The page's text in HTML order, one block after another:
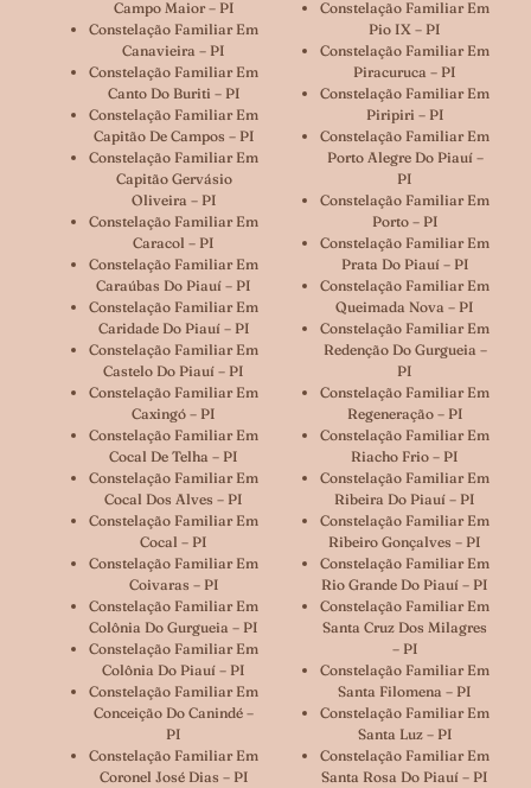
Campo Maior – PI
Constelação Familiar Em
Canavieira – PI
Constelação Familiar Em
Canto Do Buriti – PI
Constelação Familiar Em
Capitão De Campos – PI
Constelação Familiar Em
Capitão Gervásio
Oliveira – PI
Constelação Familiar Em
Caracol – PI
Constelação Familiar Em
Caraúbas Do Piauí – PI
Constelação Familiar Em
Caridade Do Piauí – PI
Constelação Familiar Em
Castelo Do Piauí – PI
Constelação Familiar Em
Caxingó – PI
Constelação Familiar Em
Cocal De Telha – PI
Constelação Familiar Em
Cocal Dos Alves – PI
Constelação Familiar Em
Cocal – PI
Constelação Familiar Em
Coivaras – PI
Constelação Familiar Em
Colônia Do Gurgueia – PI
Constelação Familiar Em
Colônia Do Piauí – PI
Constelação Familiar Em
Conceição Do Canindé –
PI
Constelação Familiar Em
Coronel José Dias – PI
Constelação Familiar Em
Pio IX – PI
Constelação Familiar Em
Piracuruca – PI
Constelação Familiar Em
Piripiri – PI
Constelação Familiar Em
Porto Alegre Do Piauí –
PI
Constelação Familiar Em
Porto – PI
Constelação Familiar Em
Prata Do Piauí – PI
Constelação Familiar Em
Queimada Nova – PI
Constelação Familiar Em
Redenção Do Gurgueia –
PI
Constelação Familiar Em
Regeneração – PI
Constelação Familiar Em
Riacho Frio – PI
Constelação Familiar Em
Ribeira Do Piauí – PI
Constelação Familiar Em
Ribeiro Gonçalves – PI
Constelação Familiar Em
Rio Grande Do Piauí – PI
Constelação Familiar Em
Santa Cruz Dos Milagres
– PI
Constelação Familiar Em
Santa Filomena – PI
Constelação Familiar Em
Santa Luz – PI
Constelação Familiar Em
Santa Rosa Do Piauí – PI